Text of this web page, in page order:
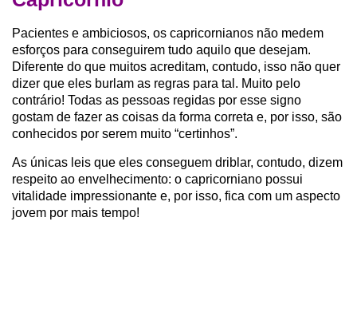
Pacientes e ambiciosos, os capricornianos não medem
esforços para conseguirem tudo aquilo que desejam.
Diferente do que muitos acreditam, contudo, isso não quer
dizer que eles burlam as regras para tal. Muito pelo
contrário! Todas as pessoas regidas por esse signo
gostam de fazer as coisas da forma correta e, por isso, são
conhecidos por serem muito “certinhos”.
As únicas leis que eles conseguem driblar, contudo, dizem
respeito ao envelhecimento: o capricorniano possui
vitalidade impressionante e, por isso, fica com um aspecto
jovem por mais tempo!